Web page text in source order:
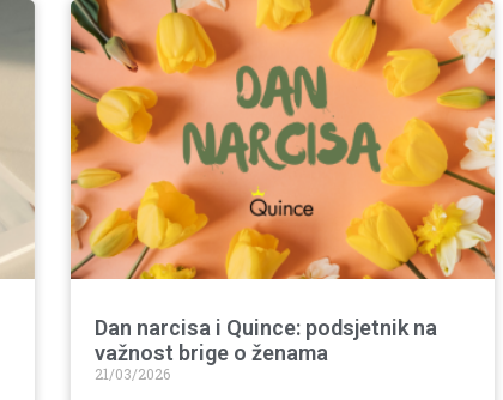
Dan narcisa i Quince: podsjetnik na
važnost brige o ženama
21/03/2026